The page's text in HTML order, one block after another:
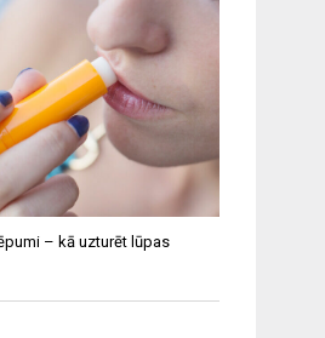
– kā uzturēt lūpas